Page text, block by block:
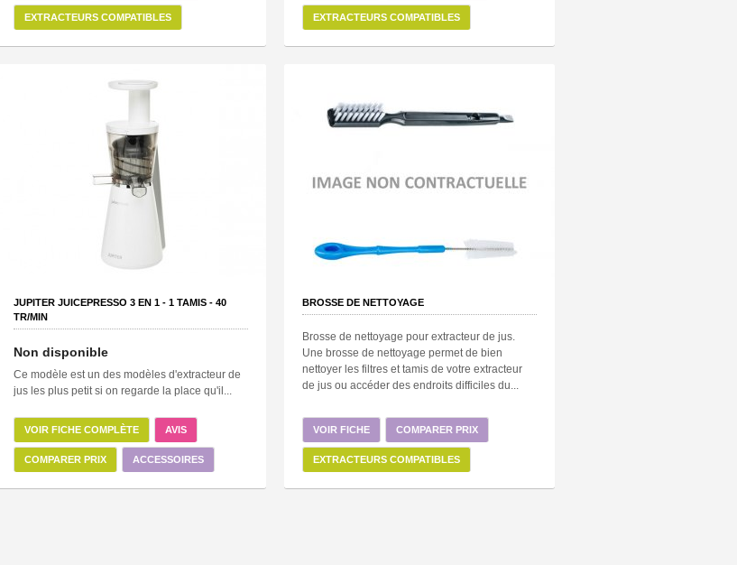
EXTRACTEURS COMPATIBLES EXTRACTEURS COMPATIBLES
JUPITER JUICEPRESSO 3 EN 1 - 1 TAMIS - 40
TR/MIN
Non disponible
Ce modèle est un des modèles d'extracteur de
jus les plus petit si on regarde la place qu'il...
VOIR FICHE COMPLÈTE AVIS
COMPARER PRIX ACCESSOIRES
BROSSE DE NETTOYAGE
Brosse de nettoyage pour extracteur de jus.
Une brosse de nettoyage permet de bien
nettoyer les filtres et tamis de votre extracteur
de jus ou accéder des endroits difficiles du...
VOIR FICHE COMPARER PRIX
EXTRACTEURS COMPATIBLES